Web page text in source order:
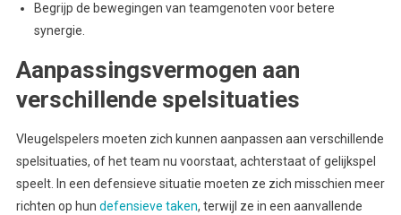
Begrijp de bewegingen van teamgenoten voor betere
synergie.
Aanpassingsvermogen aan
verschillende spelsituaties
Vleugelspelers moeten zich kunnen aanpassen aan verschillende
spelsituaties, of het team nu voorstaat, achterstaat of gelijkspel
speelt. In een defensieve situatie moeten ze zich misschien meer
richten op hun defensieve taken, terwijl ze in een aanvallende